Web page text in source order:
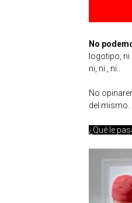
No
logotipo,
ni, ni , ni..
No
del mismo.
¿Qué le